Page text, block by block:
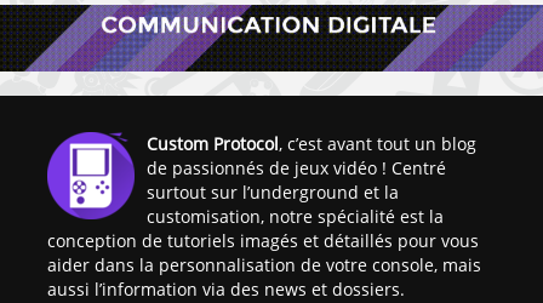
Custom Protocol, c’est avant tout un blog
de passionnés de jeux vidéo ! Centré
surtout sur l’underground et la
customisation, notre spécialité est la
conception de tutoriels imagés et détaillés pour vous
aider dans la personnalisation de votre console, mais
aussi l’information via des news et dossiers.